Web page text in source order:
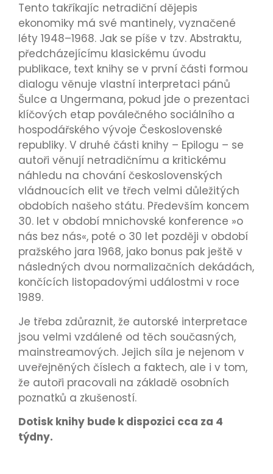
Tento takříkajíc netradiční dějepis
ekonomiky má své mantinely, vyznačené
léty 1948–1968. Jak se píše v tzv. Abstraktu,
předcházejícímu klasickému úvodu
publikace, text knihy se v první části formou
dialogu věnuje vlastní interpretaci pánů
Šulce a Ungermana, pokud jde o prezentaci
klíčových etap poválečného sociálního a
hospodářského vývoje Československé
republiky. V druhé části knihy – Epilogu – se
autoři věnují netradičnímu a kritickému
náhledu na chování československých
vládnoucích elit ve třech velmi důležitých
obdobích našeho státu. Především koncem
30. let v období mnichovské konference »o
nás bez nás«, poté o 30 let později v období
pražského jara 1968, jako bonus pak ještě v
následných dvou normalizačních dekádách,
končících listopadovými událostmi v roce
1989.
Je třeba zdůraznit, že autorské interpretace
jsou velmi vzdálené od těch současných,
mainstreamových. Jejich síla je nejenom v
uveřejněných číslech a faktech, ale i v tom,
že autoři pracovali na základě osobních
poznatků a zkušeností.
Dotisk knihy bude k dispozici cca za 4
týdny.